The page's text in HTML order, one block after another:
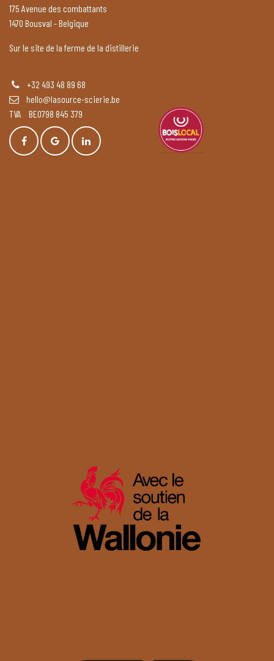
175 Avenue des combattants
1470 Bousval - Belgique
Sur le site de la ferme de la distillerie
+32 493 48 89 68
hello@lasource-scierie.be
TVA BE0798 845 379